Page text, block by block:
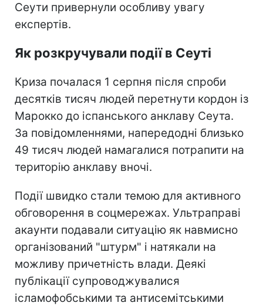
Сеути привернули особливу увагу
експертів.
Як розкручували події в Сеуті
Криза почалася 1 серпня після спроби
десятків тисяч людей перетнути кордон із
Марокко до іспанського анклаву Сеута.
За повідомленнями, напередодні близько
49 тисяч людей намагалися потрапити на
територію анклаву вночі.
Події швидко стали темою для активного
обговорення в соцмережах. Ультраправі
акаунти подавали ситуацію як навмисно
організований "штурм" і натякали на
можливу причетність влади. Деякі
публікації супроводжувалися
ісламофобськими та антисемітськими